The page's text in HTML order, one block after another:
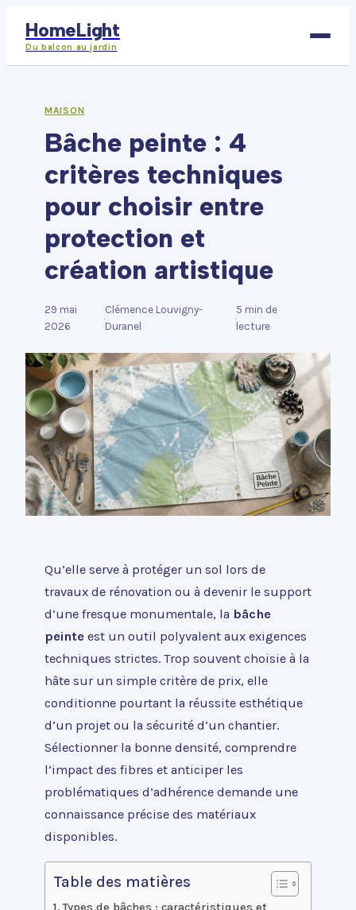
HomeLight
Du balcon au jardin
Déco
Immobilier
Maison
MAISON
Bâche peinte : 4
critères techniques
pour choisir entre
protection et
création artistique
29 mai
2026
·
Clémence Louvigny-
Duranel
·
5 min de
lecture
Qu’elle serve à protéger un sol lors de
travaux de rénovation ou à devenir le support
d’une fresque monumentale, la bâche
peinte est un outil polyvalent aux exigences
techniques strictes. Trop souvent choisie à la
hâte sur un simple critère de prix, elle
conditionne pourtant la réussite esthétique
d’un projet ou la sécurité d’un chantier.
Sélectionner la bonne densité, comprendre
l’impact des fibres et anticiper les
problématiques d’adhérence demande une
connaissance précise des matériaux
disponibles.
Table des matières
Types de bâches : caractéristiques et